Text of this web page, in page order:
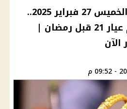
سعر الذهب اليوم الخميس 27 فبراير 2025..
تراجع حاد في جرام عيار 21 قبل رمضان |